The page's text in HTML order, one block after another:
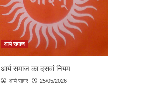
आर्य समाज
आर्य समाज का दसवां नियम
आर्य सागर 25/05/2026